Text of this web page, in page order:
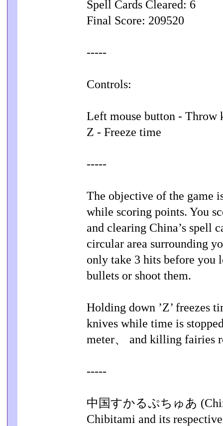
Spell Cards Cleared: 6
Final Score: 209520
-----
Controls:
Left mouse button - Throw
Z - Freeze time
-----
The objective of the game
while scoring points. You
and clearing China’s spell
circular area surrounding
only take 3 hits before you
bullets or shoot them.
Holding down ’Z’ freezes
knives while time is
meter、 and killing fairies
-----
中国すかるぷちゅあ
Chibitami and its